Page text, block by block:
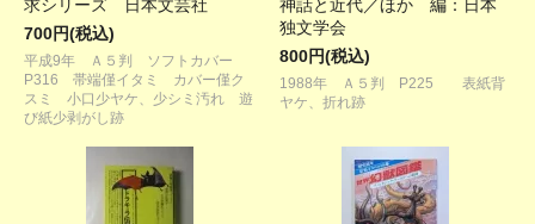
求シリーズ 日本文芸社
700円(税込)
平成9年 Ａ５判 ソフトカバー
P316 帯端僅イタミ カバー僅ク
スミ 小口少ヤケ、少シミ汚れ 遊
び紙少剥がし跡
神話と近代／ほか 編：日本
独文学会
800円(税込)
1988年 Ａ５判 P225 表紙背
ヤケ、折れ跡